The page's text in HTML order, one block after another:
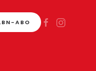
ABO